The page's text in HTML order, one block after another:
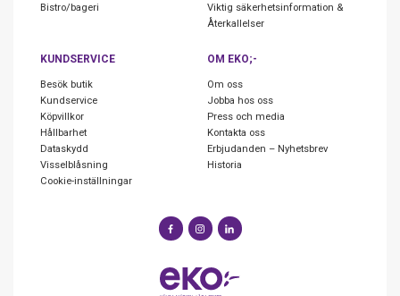
Bistro/bageri
Viktig säkerhetsinformation &
Återkallelser
KUNDSERVICE
Besök butik
Kundservice
Köpvillkor
Hållbarhet
Dataskydd
Visselblåsning
Cookie-inställningar
OM EKO;-
Om oss
Jobba hos oss
Press och media
Kontakta oss
Erbjudanden – Nyhetsbrev
Historia